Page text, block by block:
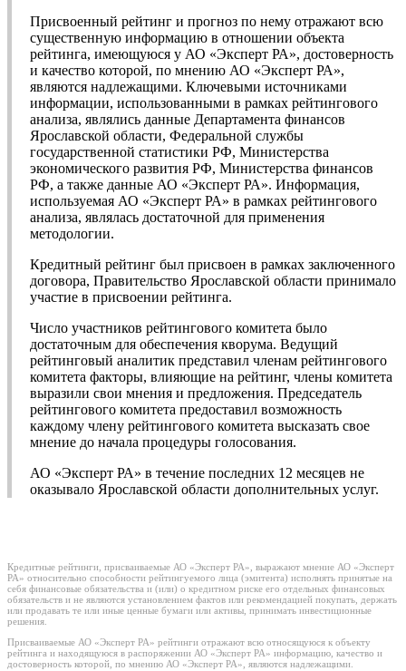
Присвоенный рейтинг и прогноз по нему отражают всю
существенную информацию в отношении объекта
рейтинга, имеющуюся у АО «Эксперт РА», достоверность
и качество которой, по мнению АО «Эксперт РА»,
являются надлежащими. Ключевыми источниками
информации, использованными в рамках рейтингового
анализа, являлись данные Департамента финансов
Ярославской области, Федеральной службы
государственной статистики РФ, Министерства
экономического развития РФ, Министерства финансов
РФ, а также данные АО «Эксперт РА». Информация,
используемая АО «Эксперт РА» в рамках рейтингового
анализа, являлась достаточной для применения
методологии.
Кредитный рейтинг был присвоен в рамках заключенного
договора, Правительство Ярославской области принимало
участие в присвоении рейтинга.
Число участников рейтингового комитета было
достаточным для обеспечения кворума. Ведущий
рейтинговый аналитик представил членам рейтингового
комитета факторы, влияющие на рейтинг, члены комитета
выразили свои мнения и предложения. Председатель
рейтингового комитета предоставил возможность
каждому члену рейтингового комитета высказать свое
мнение до начала процедуры голосования.
АО «Эксперт РА» в течение последних 12 месяцев не
оказывало Ярославской области дополнительных услуг.
Кредитные рейтинги, присваиваемые АО «Эксперт РА», выражают мнение АО «Эксперт
РА» относительно способности рейтингуемого лица (эмитента) исполнять принятые на
себя финансовые обязательства и (или) о кредитном риске его отдельных финансовых
обязательств и не являются установлением фактов или рекомендацией покупать, держать
или продавать те или иные ценные бумаги или активы, принимать инвестиционные
решения.
Присваиваемые АО «Эксперт РА» рейтинги отражают всю относящуюся к объекту
рейтинга и находящуюся в распоряжении АО «Эксперт РА» информацию, качество и
достоверность которой, по мнению АО «Эксперт РА», являются надлежащими.